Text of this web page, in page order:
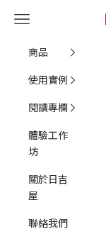
選單
商品
使用實例
閱讀專欄
體驗工作
坊
關於日吉
屋
聯絡我們